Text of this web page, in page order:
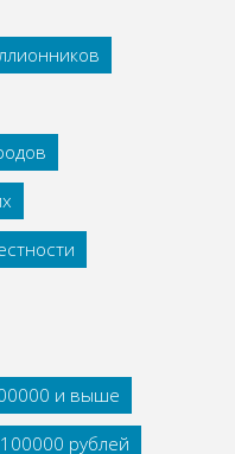
и выше
рублей